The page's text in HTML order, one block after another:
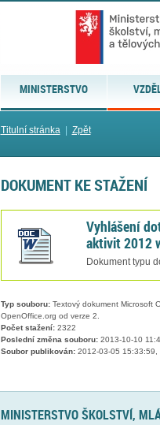
MINISTERSTVO
Titulní stránka| Zpět
DOKUMENT KE STAŽENÍ
Vyhlášení
aktivit 2012
Dokument typu
Typ souboru:Textový dokument Microsoft
OpenOffice.org od verze 2.
Počet stažení:2322
Poslední změna souboru:2013-10-10
Soubor publikován:2012-03-05 15:33:59,
MINISTERSTVO ŠKOLSTVÍ,